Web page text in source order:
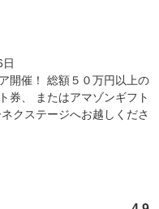
開催！ 総額５０万円以上の
券、 またはアマゾンギフト
クステージへお越しくださ